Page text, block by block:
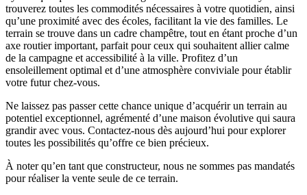
trouverez toutes les commodités nécessaires à votre quotidien, ainsi
qu’une proximité avec des écoles, facilitant la vie des familles. Le
terrain se trouve dans un cadre champêtre, tout en étant proche d’un
axe routier important, parfait pour ceux qui souhaitent allier calme
de la campagne et accessibilité à la ville. Profitez d’un
ensoleillement optimal et d’une atmosphère conviviale pour établir
votre futur chez-vous.
Ne laissez pas passer cette chance unique d’acquérir un terrain au
potentiel exceptionnel, agrémenté d’une maison évolutive qui saura
grandir avec vous. Contactez-nous dès aujourd’hui pour explorer
toutes les possibilités qu’offre ce bien précieux.
À noter qu’en tant que constructeur, nous ne sommes pas mandatés
pour réaliser la vente seule de ce terrain.